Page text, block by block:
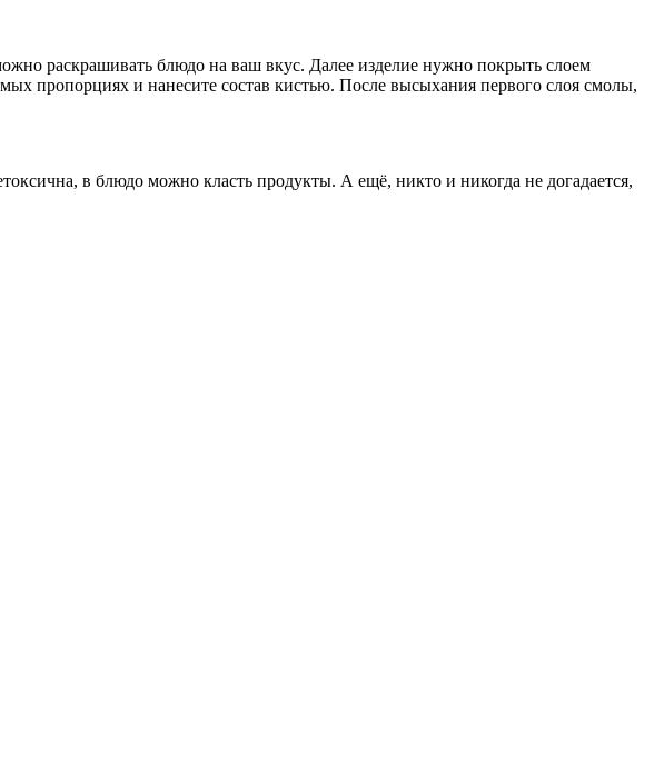
раскрашивать блюдо на ваш вкус. Далее изделие нужно покрыть слоем
пропорциях и нанесите состав кистью. После высыхания первого слоя смолы,
в блюдо можно класть продукты. А ещё, никто и никогда не догадается,